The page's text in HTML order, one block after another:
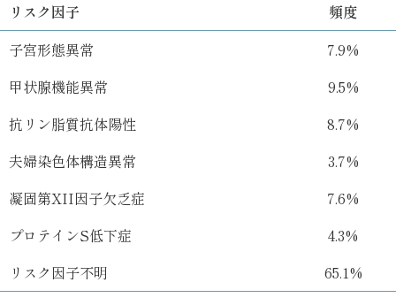
リスク因子
頻度
子宮形態異常
7.9%
甲状腺機能異常
9.5%
抗リン脂質抗体陽性
8.7%
夫婦染色体構造異常
3.7%
凝固第XII因子欠乏症
7.6%
プロテインS低下症
4.3%
リスク因子不明
65.1%